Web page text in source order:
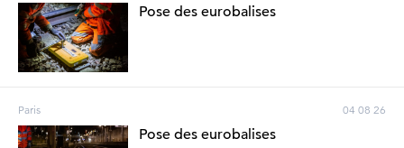
Pose des eurobalises
Paris 04 08 26
Pose des eurobalises